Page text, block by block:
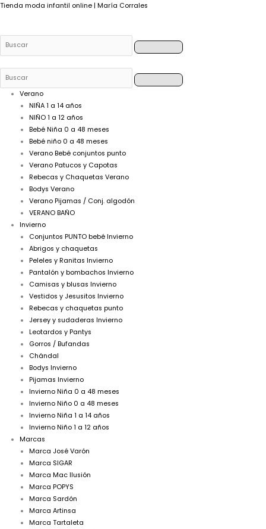
Tienda moda infantil online | María Corrales
Buscar
Buscar
Verano
NIÑA 1 a 14 años
NIÑO 1 a 12 años
Bebé Niña 0 a 48 meses
Bebé niño 0 a 48 meses
Verano Bebé conjuntos punto
Verano Patucos y Capotas
Rebecas y Chaquetas Verano
Bodys Verano
Verano Pijamas / Conj. algodón
VERANO BAÑO
Invierno
Conjuntos PUNTO bebé Invierno
Abrigos y chaquetas
Peleles y Ranitas Invierno
Pantalón y bombachos Invierno
Camisas y blusas Invierno
Vestidos y Jesusitos Invierno
Rebecas y chaquetas punto
Jersey y sudaderas Invierno
Leotardos y Pantys
Gorros / Bufandas
Chándal
Bodys Invierno
Pijamas Invierno
Invierno Niña 0 a 48 meses
Invierno Niño 0 a 48 meses
Invierno Niña 1 a 14 años
Invierno Niño 1 a 12 años
Marcas
Marca José Varón
Marca SIGAR
Marca Mac Ilusión
Marca POPYS
Marca Sardón
Marca Artinsa
Marca Tartaleta